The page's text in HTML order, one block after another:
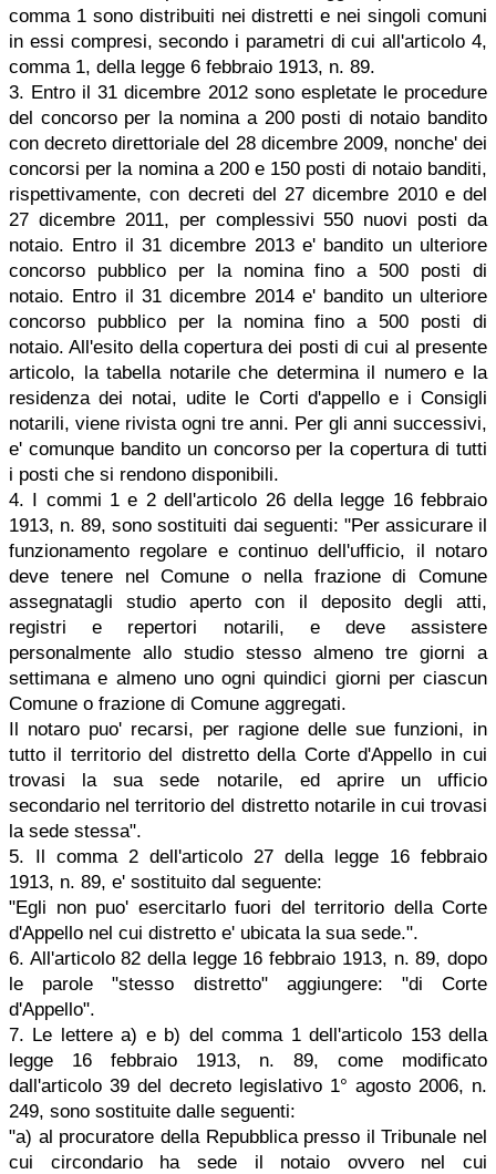
comma 1 sono distribuiti nei distretti e nei singoli comuni
in essi compresi, secondo i parametri di cui all'articolo 4,
comma 1, della legge 6 febbraio 1913, n. 89.
3. Entro il 31 dicembre 2012 sono espletate le procedure
del concorso per la nomina a 200 posti di notaio bandito
con decreto direttoriale del 28 dicembre 2009, nonche' dei
concorsi per la nomina a 200 e 150 posti di notaio banditi,
rispettivamente, con decreti del 27 dicembre 2010 e del
27 dicembre 2011, per complessivi 550 nuovi posti da
notaio. Entro il 31 dicembre 2013 e' bandito un ulteriore
concorso pubblico per la nomina fino a 500 posti di
notaio. Entro il 31 dicembre 2014 e' bandito un ulteriore
concorso pubblico per la nomina fino a 500 posti di
notaio. All'esito della copertura dei posti di cui al presente
articolo, la tabella notarile che determina il numero e la
residenza dei notai, udite le Corti d'appello e i Consigli
notarili, viene rivista ogni tre anni. Per gli anni successivi,
e' comunque bandito un concorso per la copertura di tutti
i posti che si rendono disponibili.
4. I commi 1 e 2 dell'articolo 26 della legge 16 febbraio
1913, n. 89, sono sostituiti dai seguenti: "Per assicurare il
funzionamento regolare e continuo dell'ufficio, il notaro
deve tenere nel Comune o nella frazione di Comune
assegnatagli studio aperto con il deposito degli atti,
registri e repertori notarili, e deve assistere
personalmente allo studio stesso almeno tre giorni a
settimana e almeno uno ogni quindici giorni per ciascun
Comune o frazione di Comune aggregati.
Il notaro puo' recarsi, per ragione delle sue funzioni, in
tutto il territorio del distretto della Corte d'Appello in cui
trovasi la sua sede notarile, ed aprire un ufficio
secondario nel territorio del distretto notarile in cui trovasi
la sede stessa".
5. Il comma 2 dell'articolo 27 della legge 16 febbraio
1913, n. 89, e' sostituito dal seguente:
"Egli non puo' esercitarlo fuori del territorio della Corte
d'Appello nel cui distretto e' ubicata la sua sede.".
6. All'articolo 82 della legge 16 febbraio 1913, n. 89, dopo
le parole "stesso distretto" aggiungere: "di Corte
d'Appello".
7. Le lettere a) e b) del comma 1 dell'articolo 153 della
legge 16 febbraio 1913, n. 89, come modificato
dall'articolo 39 del decreto legislativo 1° agosto 2006, n.
249, sono sostituite dalle seguenti:
"a) al procuratore della Repubblica presso il Tribunale nel
cui circondario ha sede il notaio ovvero nel cui